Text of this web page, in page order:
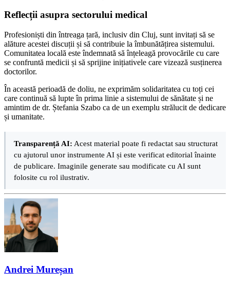
Reflecții asupra sectorului medical
Profesioniști din întreaga țară, inclusiv din Cluj, sunt invitați să se
alăture acestei discuții și să contribuie la îmbunătățirea sistemului.
Comunitatea locală este îndemnată să înțeleagă provocările cu care
se confruntă medicii și să sprijine inițiativele care vizează susținerea
doctorilor.
În această perioadă de doliu, ne exprimăm solidaritatea cu toți cei
care continuă să lupte în prima linie a sistemului de sănătate și ne
amintim de dr. Ștefania Szabo ca de un exemplu strălucit de dedicare
și umanitate.
Transparență AI: Acest material poate fi redactat sau structurat
cu ajutorul unor instrumente AI și este verificat editorial înainte
de publicare. Imaginile generate sau modificate cu AI sunt
folosite cu rol ilustrativ.
Andrei Mureșan